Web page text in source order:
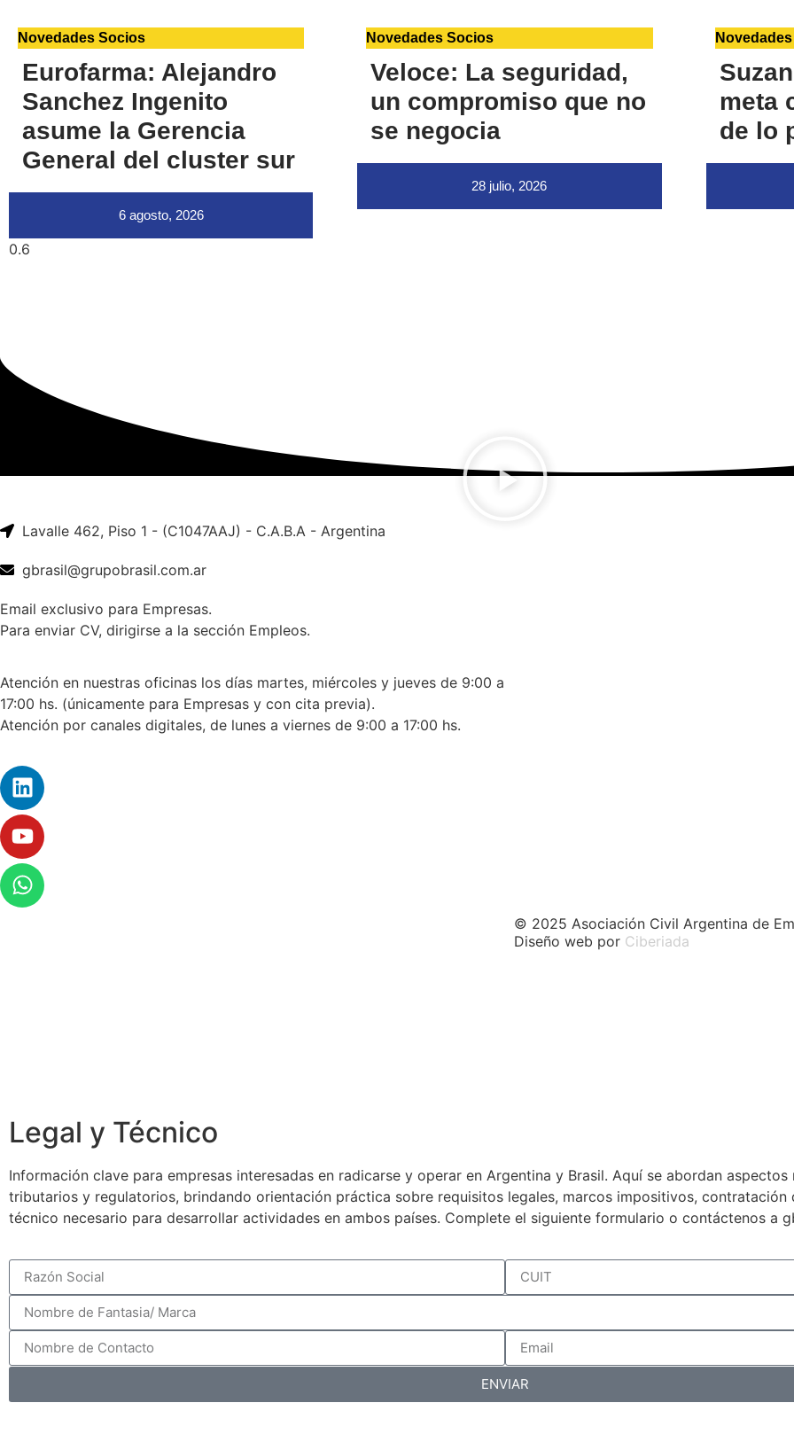
Novedades Socios
Eurofarma: Alejandro
Sanchez Ingenito
asume la Gerencia
General del cluster sur
6 agosto, 2026
Novedades Socios
Veloce: La seguridad,
un compromiso que no
se negocia
28 julio, 2026
meta
de lo
Lavalle 462, Piso 1 - (C1047AAJ) - C.A.B.A - Argentina
gbrasil@grupobrasil.com.ar
Email exclusivo para Empresas.
Para enviar CV, dirigirse a la sección Empleos.
Atención en nuestras oficinas los días martes, miércoles y jueves de 9:00 a
17:00 hs. (únicamente para Empresas y con cita previa).
Atención por canales digitales, de lunes a viernes de 9:00 a 17:00 hs.
© 2025 Asociación Civil Argentina de
Diseño web por Ciberiada
Legal y Técnico
Información clave para empresas interesadas en radicarse y operar en Argentina y Brasil. Aquí se abordan
tributarios y regulatorios, brindando orientación práctica sobre requisitos legales, marcos impositivos, contratación
técnico necesario para desarrollar actividades en ambos países. Complete el siguiente formulario o contáctenos a
ENVIAR